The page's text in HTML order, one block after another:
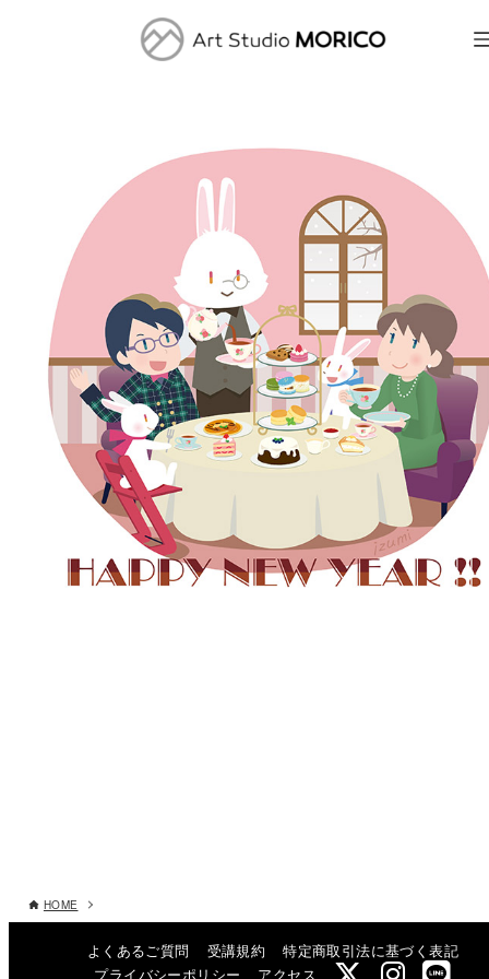
HOME
よくあるご質問 受講規約
特定商取引法に基づく表記
プライバシーポリシー
アクセス